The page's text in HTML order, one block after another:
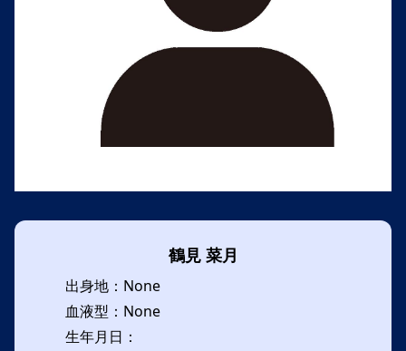
鶴見 菜月
出身地：None
血液型：None
生年月日：